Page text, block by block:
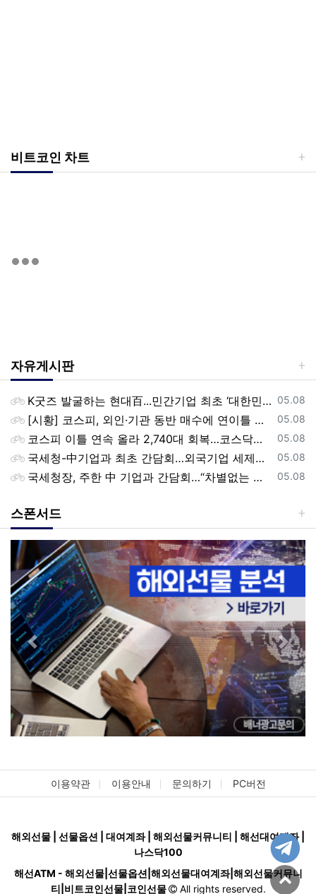
비트코인 차트
자유게시판
등록일
05.08
K굿즈 발굴하는 현대百...민간기업 최초 ‘대한민국 관광공모전’ 후원
등록일
05.08
[시황] 코스피, 외인·기관 동반 매수에 연이틀 상승…2745.05 마감
등록일
05.08
코스피 이틀 연속 올라 2,740대 회복…코스닥은 강보합(종합)
등록일
05.08
국세청-中기업과 최초 간담회…외국기업 세제혜택 등 논의
등록일
05.08
국세청장, 주한 中 기업과 간담회…“차별없는 공정과세 약속”
스폰서드
Previous Next
이용약관 이용안내 문의하기 PC버전
해외선물 | 선물옵션 | 대여계좌 | 해외선물커뮤니티 | 해선대여계좌 |
나스닥100
해선ATM - 해외선물|선물옵션|해외선물대여계좌|해외선물커뮤니
티|비트코인선물|코인선물
All rights reserved.